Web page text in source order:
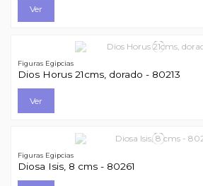
Ver
Figuras Egipcias
Dios Horus 21cms, dorado - 80213
Ver
Figuras Egipcias
Diosa Isis, 8 cms - 80261